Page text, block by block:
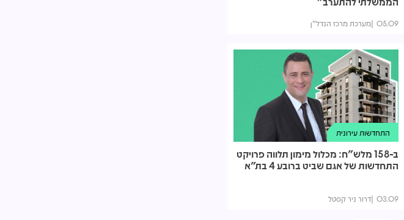
05.09 מערכת מרכז הנדל"ן
התחדשות עירונית
ב-158 מלש"ח: מכלול מימון תלווה פרויקט
התחדשות של אגם שביט ברובע 4 בת"א
03.09 דרור ניר קסטל